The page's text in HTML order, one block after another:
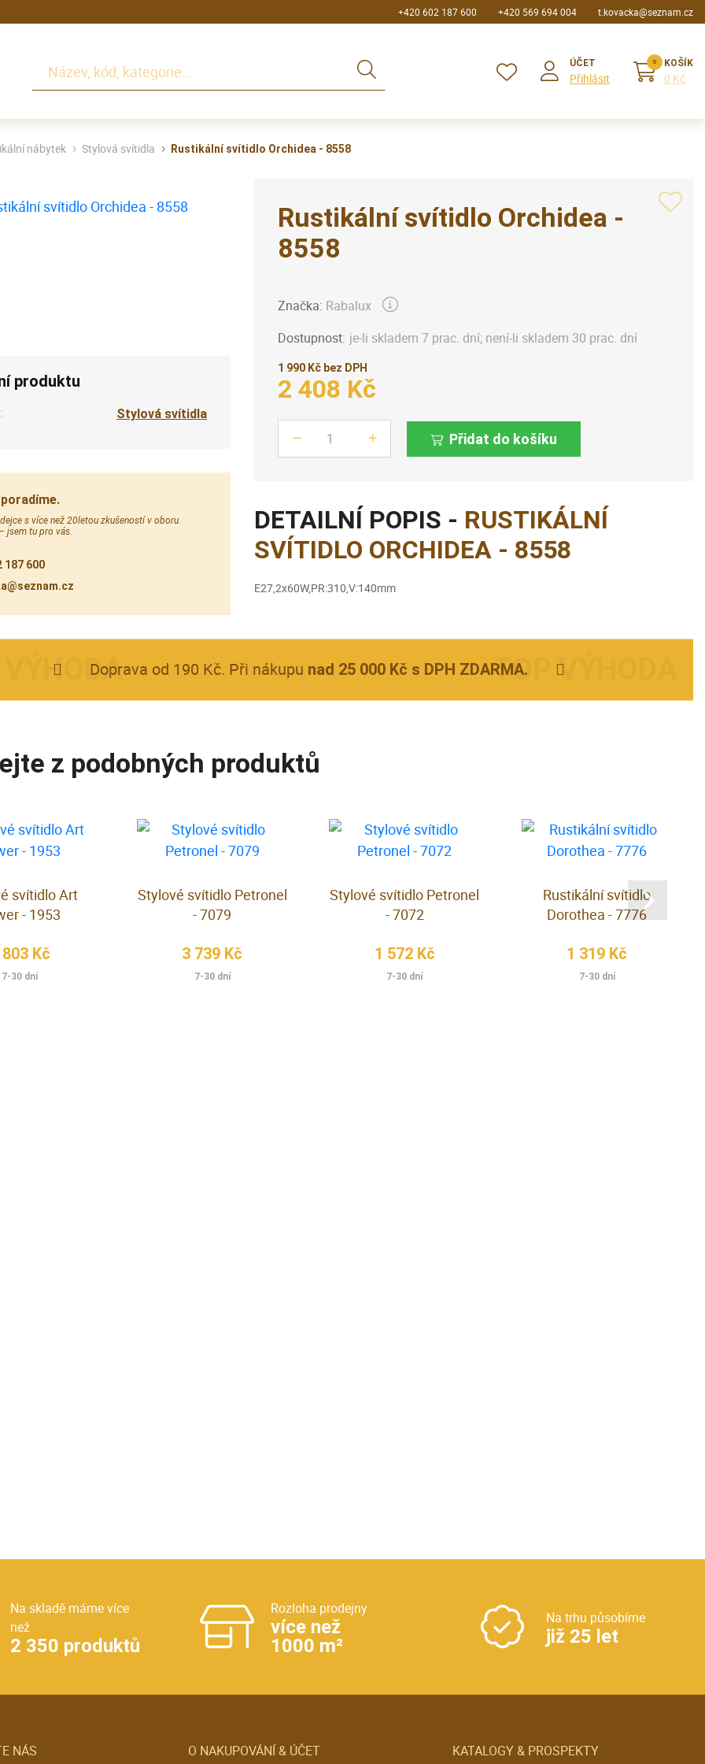
+420 602 187 600 +420 569 694 004 t.kovacka@seznam.cz
Hledat ÚČET
Přihlásit
KOŠÍK
0 Kč
nábytek Stylová svítidla Rustikální svítidlo Orchidea - 8558
produktu
Stylová svítidla
s více než 20letou zkušeností v oboru.
jsem tu pro vás.
187 600
Rustikální svítidlo Orchidea -
8558
Značka: Rabalux
Dostupnost: je-li skladem 7 prac. dní; není-li skladem 30 prac. dní
1 990 Kč bez DPH
2 408 Kč
Přidat do košíku
DETAILNÍ POPIS - RUSTIKÁLNÍ
SVÍTIDLO ORCHIDEA - 8558
E27,2x60W,PR:310,V:140mm
Doprava od 190 Kč. Při nákupu nad 25 000 Kč s DPH ZDARMA.
z podobných produktů
svítidlo Art
- 1953
Kč
7-30 dní
Stylové svítidlo Petronel
- 7079
3 739 Kč
7-30 dní
Stylové svítidlo Petronel
- 7072
1 572 Kč
7-30 dní
Rustikální svítidlo
Dorothea - 7776
1 319 Kč
7-30 dní
Na skladě máme více
než
2 350 produktů
Rozloha prodejny
více než
1000 m²
Na trhu působíme
již 25 let
NÁS O NAKUPOVÁNÍ & ÚČET KATALOGY & PROSPEKTY